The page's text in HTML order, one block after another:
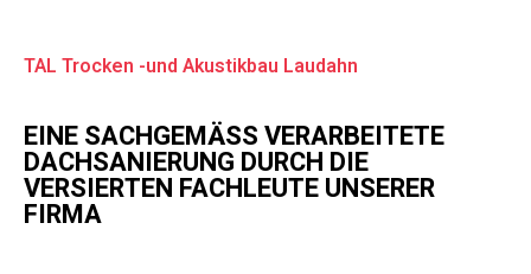
TAL Trocken -und Akustikbau Laudahn
EINE SACHGEMÄSS VERARBEITETE D
ACHSANIERUNG DURCH DIE V
ERSIERTEN FACHLEUTE UNSERER F
IRMA